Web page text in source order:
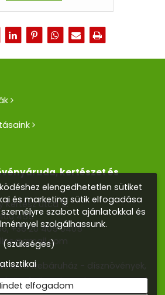
kertészet és
Kertész utca 5.
455
,+36 20 405 0405
webáruház - dísznövények,
öntözőrendszerek
elengedhetetlen sütiket
és marketing sütik elfogadása
szabott ajánlatokkal és
szolgálhassunk.
(szükséges)
elfogadom